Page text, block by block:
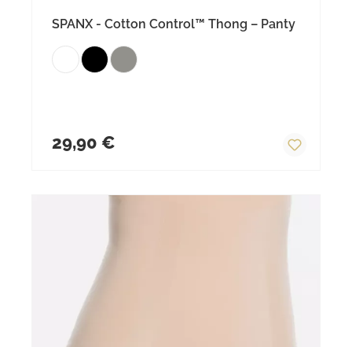
SPANX - Cotton Control™ Thong – Panty
29,90 €